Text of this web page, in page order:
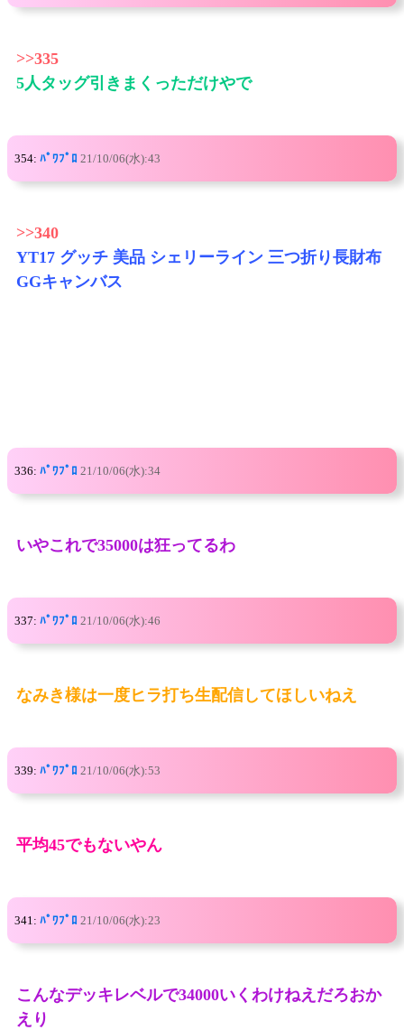
>>335
5人タッグ引きまくっただけやで
354: ﾊﾟﾜﾌﾟﾛ 21/10/06(水):43
>>340
YT17 グッチ 美品 シェリーライン 三つ折り長財布
GGキャンバス
336: ﾊﾟﾜﾌﾟﾛ 21/10/06(水):34
いやこれで35000は狂ってるわ
337: ﾊﾟﾜﾌﾟﾛ 21/10/06(水):46
なみき様は一度ヒラ打ち生配信してほしいねえ
339: ﾊﾟﾜﾌﾟﾛ 21/10/06(水):53
平均45でもないやん
341: ﾊﾟﾜﾌﾟﾛ 21/10/06(水):23
こんなデッキレベルで34000いくわけねえだろおか
えり